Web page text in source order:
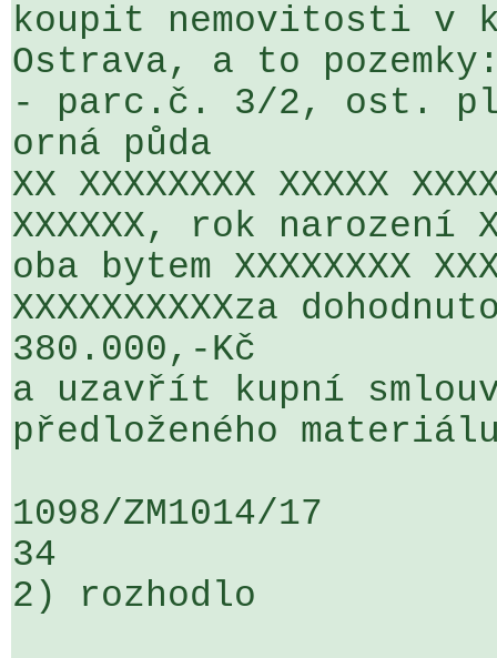
koupit nemovitosti v
Ostrava, a to
- parc.č. 3/2, ost.
orná půda
XX XXXXXXXX XXXXX
XXXXXX, rok narození
oba bytem XXXXXXXX
XXXXXXXXXXza
380.000,-Kč
a uzavřít kupní
předloženého
1098/ZM1014/17
34
2) rozhodlo